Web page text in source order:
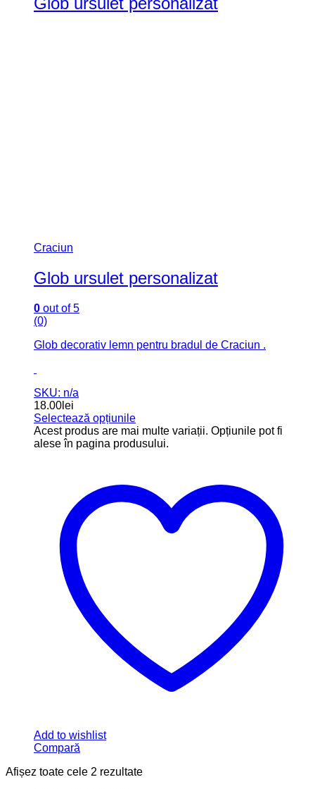
Craciun
Glob ursulet personalizat
0 out of 5
(0)
Glob decorativ lemn pentru bradul de Craciun .
SKU: n/a
18.00 lei
Selectează opțiunile
Acest produs are mai multe variații. Opțiunile pot fi
alese în pagina produsului.
Add to wishlist
Compară
Afișez toate cele 2 rezultate